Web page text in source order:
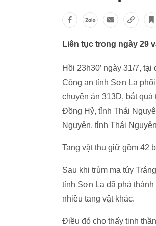
Liên tục trong ngày 29
Hồi 23h30’ ngày 31/7,
Công an tỉnh Sơn La
chuyên án 313D, bắt
Đồng Hỷ, tỉnh Thái
Nguyên, tỉnh Thái
Tang vật thu giữ gồm 42
Sau khi trùm ma túy
tỉnh Sơn La đã phá
nhiều tang vật khác.
Điều đó cho thấy tinh